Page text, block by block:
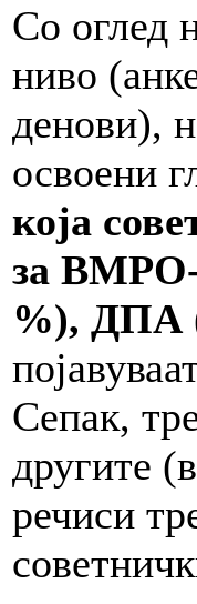
Со оглед
ниво
денови),
освоени
која
за
%), ДПА
Сепак,
другите
речиси